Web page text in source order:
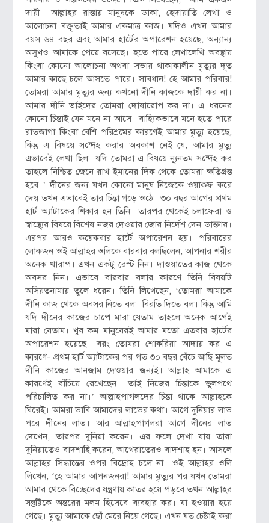
দায়ী। আল্লাহর রাস্তায় মানুষকে ডাকা, হেদায়াতি লেখা ও
আলোচনা বক্তৃতাই আমার একমাত্র কাজ। যদিও এখন আমার
বয়স ৬৪ বছর এবং আমার হার্টের অপারেশন হয়েছে, অন্যান্য
অসুখও আমাকে পেয়ে বসেছে। হতে পারে লেখালেখি অবস্থায়
কিংবা কোনো আলোচনা অথবা সভায় থাকাকালীন মৃত্যুর দূত
আমার কাছে চলে আসতে পারে। সাবধান! হে আমার পরিবার!
তোমরা আমার মৃত্যুর জন্য কখনো দীনি কাজকে দায়ী কর না।
আমার দীনি ভাইদের তোমরা দোষারোপ কর না। এ ধরনের
কোনো চিন্তাই যেন মনে না আসে। বাহ্যিকভাবে মনে হতে পারে
রাতজাগা কিংবা বেশি পরিশ্রমের কারণেই আমার মৃত্যু হয়েছে,
কিন্তু এ বিষয়ে সন্দেহ করার অবকাশ নেই যে, আমার মৃত্যু
এভাবেই লেখা ছিল। যদি তোমরা এ বিষয়ে ন্যূনতম সন্দেহ কর
তাহলে নিশ্চিত জেনে রাখ ইমানের দিক থেকে তোমরা ক্ষতিগ্রস্ত
হবে।’ দীনের জন্য যখন কোনো মানুষ নিজেকে ওয়াক্ফ করে
দেয় তখন এভাবেই তার চিন্তা গড়ে ওঠে। ৩০ বছর আগের প্রথম
হার্ট অ্যাটাকের শিকার হন তিনি। তারপর থেকেই চলাফেরা ও
স্বাস্থ্যের বিষয়ে বিশেষ নজর দেওয়ার জোর নির্দেশ দেন ডাক্তার।
এরপর আরও কয়েকবার হার্টে অপারেশন হয়। পরিবারের
লোকজন ওই আল্লাহর ওলিকে বারবার বলছিলেন, আপনার শরীর
অনেক খারাপ। এখন একটু রেস্ট নিন। দাওয়াতের কাজ থেকে
অবসর নিন। এভাবে বারবার বলার কারণে তিনি বিষয়টি
অসিয়তনামায় তুলে ধরেন। তিনি লিখেছেন, ‘তোমরা আমাকে
দীনি কাজ থেকে অবসর নিতে বল। বিরতি দিতে বল। কিন্তু আমি
যদি দীনের কাজের চাপে মারা যেতাম তাহলে অনেক আগেই
মারা যেতাম। খুব কম মানুষেরই আমার মতো এতবার হার্টের
অপারেশন হয়েছে। বরং তোমরা শোকরিয়া আদায় কর এ
কারণে- প্রথম হার্ট অ্যাটাকের পর গত ৩০ বছর বেঁচে আছি মূলত
দীনি কাজের আনজাম দেওয়ার জন্যই। আল্লাহ আমাকে এ
কারণেই বাঁচিয়ে রেখেছেন। তাই নিজের চিন্তাকে ভুলপথে
পরিচালিত কর না।’ আল্লাহপাগলদের চিন্তা থাকে আল্লাহকে
ঘিরেই। আমরা ভাবি আমাদের লাভের কথা। আগে দুনিয়ার লাভ
পরে দীনের লাভ। আর আল্লাহপাগলরা আগে দীনের লাভ
দেখেন, তারপর দুনিয়া করেন। এর ফলে দেখা যায় তারা
দুনিয়াতেও বাদশাহি করেন, আখেরাতেরও বাদশাহ হন। আসলে
আল্লাহর সিদ্ধান্তের ওপর বিদ্রোহ চলে না। ওই আল্লাহর ওলি
লিখেন, ‘হে আমার আপনজনরা! আমার মৃত্যুর পর যখন তোমরা
আমার থেকে বিচ্ছেদের যন্ত্রণায় কাতর হয়ে পড়বে তখন আল্লাহর
সন্তুষ্টিকে অন্তরের মলম হিসেবে ব্যবহার কর। যা হওয়ার হয়ে
গেছে। মৃত্যু আমাকে ছোঁ মেরে নিয়ে গেছে। এখন যত চেষ্টাই করা